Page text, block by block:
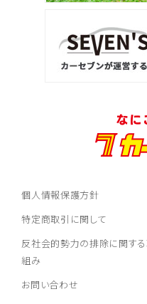
個人情報保護方針
特定商取引に関して
反社会的勢力の排除に関す
組み
お問い合わせ